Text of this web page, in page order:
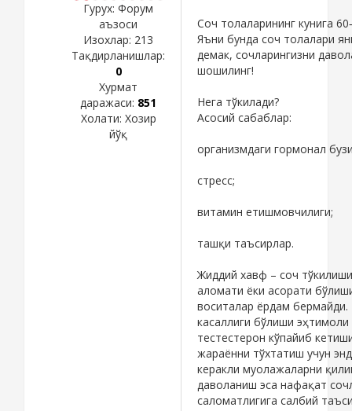
Гурух: Форум
аъзоси
Изохлар: 213
Тақдирланишлар:
0
Хурмат
даражаси: 851
Холати: Хозир
йўқ
Соч толаларининг кунига
Яъни бунда соч толалари
демак, сочларингизни
шошилинг!
Нега тўкилади?
Асосий сабаблар:
организмдаги гормонал
стресс;
витамин етишмовчилиги;
ташқи таъсирлар.
Жиддий хавф – соч
аломати ёки асорати
воситалар ёрдам бермайди.
касаллиги бўлиши
тестестерон кўпайиб
жараённи тўхтатиш учун
керакли муолажаларни
даволаниш эса нафақат
саломатлигига салбий